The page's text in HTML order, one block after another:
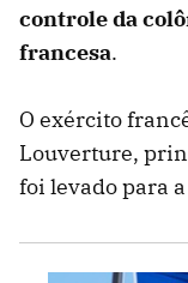
controle da
francesa.
O exército
Louverture,
foi levado para